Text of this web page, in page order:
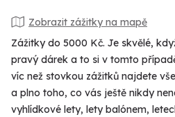
Zobrazit zážitky na mapě
Zážitky do 5000 Kč. Je skvělé,
pravý dárek a to si v tomto
víc než stovkou zážitků najdete
a plno toho, co vás ještě nikdy
vyhlídkové lety, lety balónem,